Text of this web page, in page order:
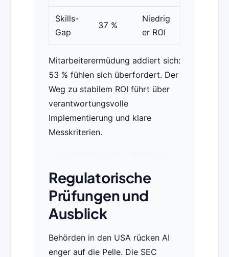
Skills-
Gap
37 %
Niedrig
er ROI
Mitarbeiterermüdung addiert sich:
53 % fühlen sich überfordert. Der
Weg zu stabilem ROI führt über
verantwortungsvolle
Implementierung und klare
Messkriterien.
Regulatorische
Prüfungen und
Ausblick
Behörden in den USA rücken AI
enger auf die Pelle. Die SEC